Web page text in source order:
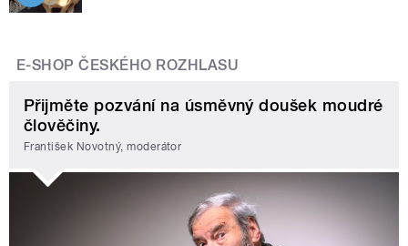
E-SHOP ČESKÉHO ROZHLASU
Přijměte pozvání na úsměvný doušek moudré
člověčiny.
František Novotný, moderátor